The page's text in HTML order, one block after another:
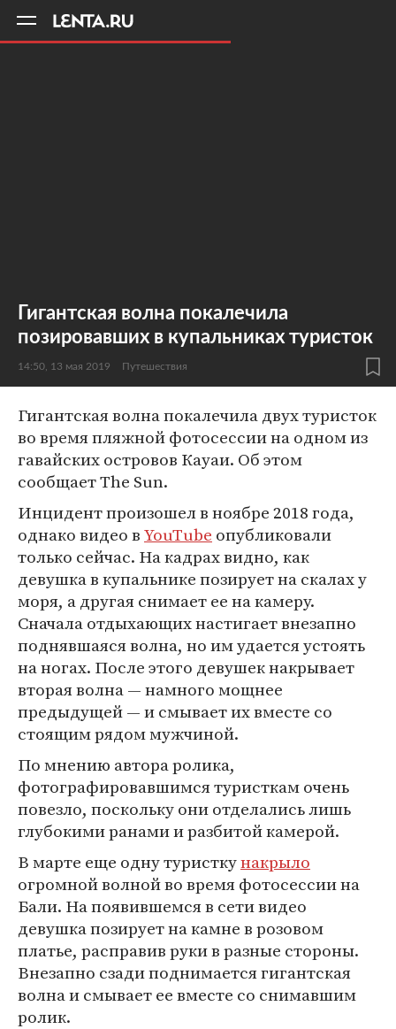
Гигантская волна покалечила
позировавших в купальниках туристок
14:50, 13 мая 2019 Путешествия
Гигантская волна покалечила двух туристок
во время пляжной фотосессии на одном из
гавайских островов Кауаи. Об этом
сообщает The Sun.
Инцидент произошел в ноябре 2018 года,
однако видео вYouTube опубликовали
только сейчас. На кадрах видно, как
девушка в купальнике позирует на скалах у
моря, а другая снимает ее на камеру.
Сначала отдыхающих настигает внезапно
поднявшаяся волна, но им удается устоять
на ногах. После этого девушек накрывает
вторая волна — намного мощнее
предыдущей — и смывает их вместе со
стоящим рядом мужчиной.
По мнению автора ролика,
фотографировавшимся туристкам очень
повезло, поскольку они отделались лишь
глубокими ранами и разбитой камерой.
В марте еще одну туристкунакрыло
огромной волной во время фотосессии на
Бали. На появившемся в сети видео
девушка позирует на камне в розовом
платье, расправив руки в разные стороны.
Внезапно сзади поднимается гигантская
волна и смывает ее вместе со снимавшим
ролик.